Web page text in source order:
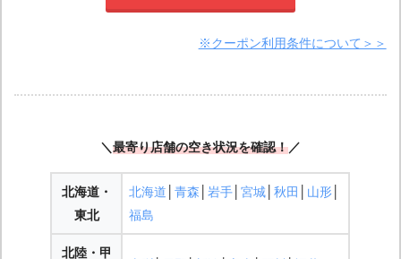
※クーポン利用条件について＞＞
＼最寄り店舗の空き状況を確認！／
北海道・
東北
北海道 │青森 │岩手 │宮城 │秋田 山形
福島
北陸・甲